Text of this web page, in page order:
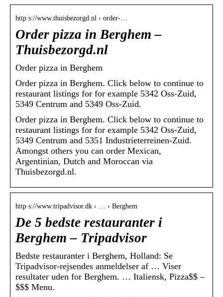
http s://www.thuisbezorgd.nl › order-…
Order pizza in Berghem –
Thuisbezorgd.nl
Order pizza in Berghem
Order pizza in Berghem. Click below to continue to
restaurant listings for for example 5342 Oss-Zuid,
5349 Centrum and 5349 Oss-Zuid.
Order pizza in Berghem. Click below to continue to
restaurant listings for for example 5342 Oss-Zuid,
5349 Centrum and 5351 Industrieterreinen-Zuid.
Amongst others you can order Mexican,
Argentinian, Dutch and Moroccan via
Thuisbezorgd.nl.
http s://www.tripadvisor.dk › … › Berghem
De 5 bedste restauranter i
Berghem – Tripadvisor
Bedste restauranter i Berghem, Holland: Se
Tripadvisor-rejsendes anmeldelser af … Viser
resultater uden for Berghem. … Italiensk, Pizza$$ –
$$$ Menu.